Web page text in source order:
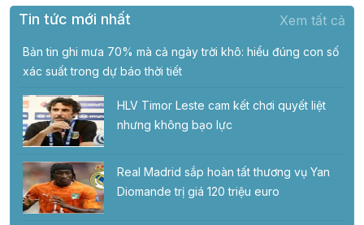
Tin tức mới nhất Xem tất cả
Bản tin ghi mưa 70% mà cả ngày trời khô: hiểu đúng con số
xác suất trong dự báo thời tiết
HLV Timor Leste cam kết chơi quyết liệt
nhưng không bạo lực
Real Madrid sắp hoàn tất thương vụ Yan
Diomande trị giá 120 triệu euro